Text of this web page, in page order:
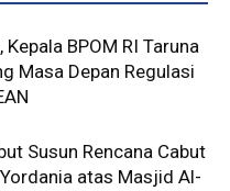
BPOM RI Taruna
Masa Depan Regulasi
Susun Rencana Cabut
atas Masjid Al-